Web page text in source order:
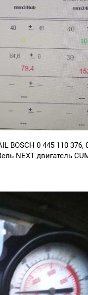
BOSCH 0 445 110 376,
NEXT двигатель